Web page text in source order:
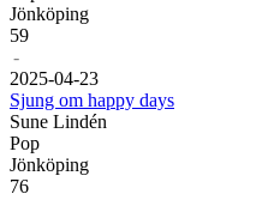
Jönköping
59
-
2025-04-23
Sjung om happy days
Sune Lindén
Pop
Jönköping
76